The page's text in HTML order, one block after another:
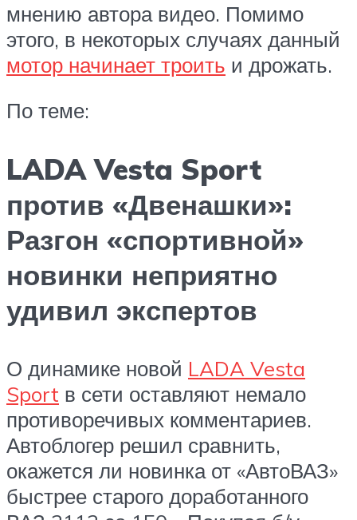
мнению автора видео. Помимо
этого, в некоторых случаях данный
мотор начинает троить и дрожать.
По теме:
LADA Vesta Sport
против «Двенашки»:
Разгон «спортивной»
новинки неприятно
удивил экспертов
О динамике новой LADA Vesta
Sport в сети оставляют немало
противоречивых комментариев.
Автоблогер решил сравнить,
окажется ли новинка от «АвтоВАЗ»
быстрее старого доработанного